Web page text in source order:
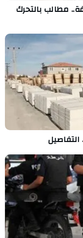
مطالب بالتحرك
التفاصيل